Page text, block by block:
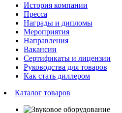
История компании
Пресса
Награды и дипломы
Мероприятия
Направления
Вакансии
Сертификаты и лицензии
Руководства для товаров
Как стать диллером
Каталог товаров